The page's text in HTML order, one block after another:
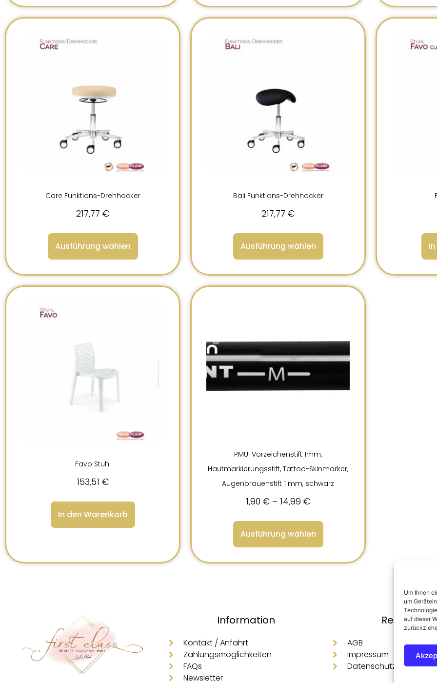
Um Ihnen
um
auf dieser
Care Funktions-Drehhocker
217,77 €
Ausführung wählen
Bali Funktions-Drehhocker
217,77 €
Ausführung wählen
Favo Stuhl
153,51 €
In den Warenkorb
PMU-Vorzeichenstift 1mm,
Hautmarkierungsstift, Tattoo-Skinmarker,
Augenbrauenstift 1 mm, schwarz
1,90 € – 14,99 €
Ausführung wählen
Information
Kontakt / Anfahrt
Zahlungsmöglichkeiten
FAQs
Newsletter
AGB
Impressum
Datenschutz